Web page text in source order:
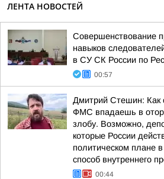
ЛЕНТА НОВОСТЕЙ
Совершенствование
навыков
в СУ СК России по
00:57
Дмитрий Стешин: Как
ФМС впадаешь в
злобу. Возможно,
которые России
политическом плане
способ внутреннего
00:44